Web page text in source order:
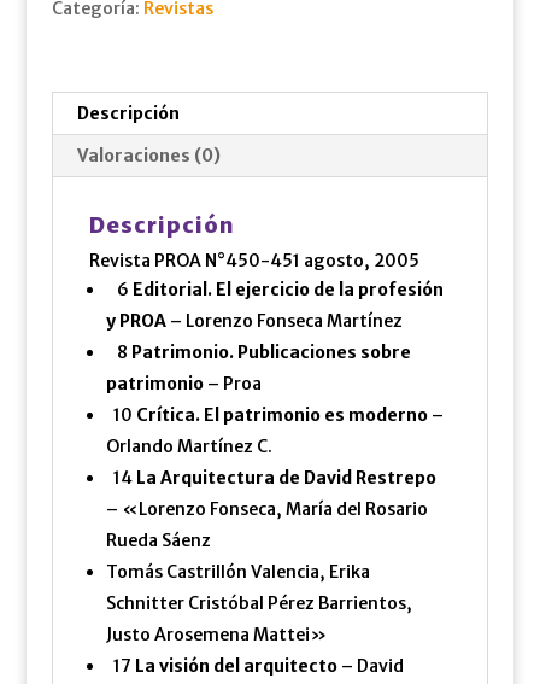
Categoría: Revistas
Descripción
Valoraciones (0)
Descripción
Revista PROA N°450-451 agosto, 2005
6 Editorial. El ejercicio de la profesión
y PROA– Lorenzo Fonseca Martínez
8 Patrimonio. Publicaciones sobre
patrimonio– Proa
10 Crítica. El patrimonio es moderno–
Orlando Martínez C.
14 La Arquitectura de David Restrepo
– «Lorenzo Fonseca, María del Rosario
Rueda Sáenz
Tomás Castrillón Valencia, Erika
Schnitter Cristóbal Pérez Barrientos,
Justo Arosemena Mattei»
17 La visión del arquitecto– David